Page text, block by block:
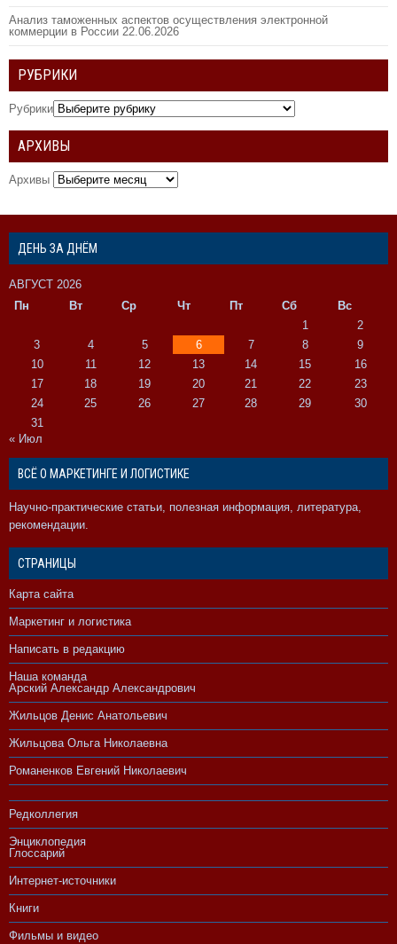
Анализ таможенных аспектов осуществления электронной
коммерции в России 22.06.2026
РУБРИКИ
Рубрики
АРХИВЫ
Архивы
ДЕНЬ ЗА ДНЁМ
АВГУСТ 2026
Пн
Вт Ср Чт Пт Сб
Вс
1
2
3
4 5 6 7 8
9
10
11 12 13 14 15
16
17
18 19 20 21 22
23
24
25 26 27 28 29
30
31
« Июл
ВСЁ О МАРКЕТИНГЕ И ЛОГИСТИКЕ
Научно-практические статьи, полезная информация, литература,
рекомендации.
СТРАНИЦЫ
Карта сайта
Маркетинг и логистика
Написать в редакцию
Наша команда
Арский Александр Александрович
Жильцов Денис Анатольевич
Жильцова Ольга Николаевна
Романенков Евгений Николаевич
Редколлегия
Энциклопедия
Глоссарий
Интернет-источники
Книги
Фильмы и видео